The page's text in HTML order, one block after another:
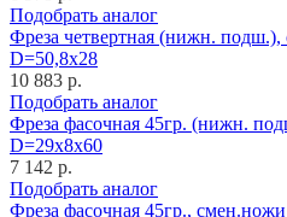
Подобрать аналог
Фреза четвертная (нижн.
D=50,8x28
10 883 р.
Подобрать аналог
Фреза фасочная 45гр. (нижн.
D=29x8x60
7 142 р.
Подобрать аналог
Фреза фасочная 45гр.,